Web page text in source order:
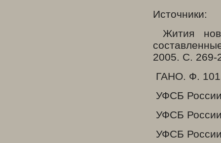
Источники:
Жития
2005. С. 269-
ГАНО. Ф.
УФСБ
УФСБ
УФСБ